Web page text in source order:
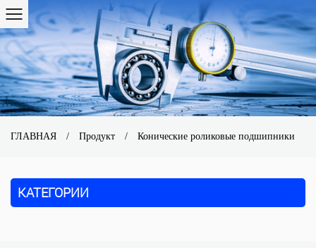
ГЛАВНАЯ / Продукт / Конические роликовые подшипники
КАТЕГОРИИ